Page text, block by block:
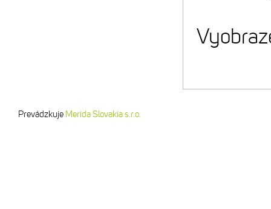
Prevádzkuje Merida Slovakia s.r.o.